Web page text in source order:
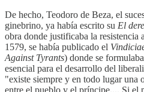
De hecho, Teodoro de Beza, el
ginebrino, ya había escrito su El
obra donde justificaba la resistencia
1579, se había publicado el
Against Tyrants) donde se
esencial para el desarrollo del
"existe siempre y en todo lugar una
entre el pueblo y el príncipe.... Si el